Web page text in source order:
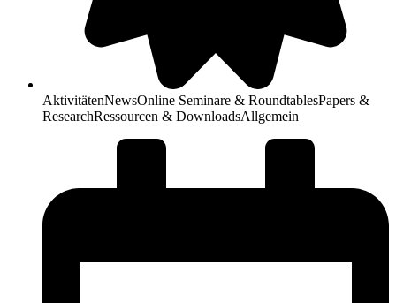
AktivitätenNewsOnline Seminare & RoundtablesPapers &
ResearchRessourcen & DownloadsAllgemein